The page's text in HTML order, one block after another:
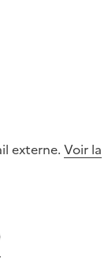
externe. Voir la